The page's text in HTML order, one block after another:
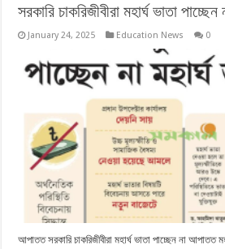
সরকারি চাকরিজীবীরা মহার্ঘ ভাতা পাচ্ছেন
January 24, 2025 Education News 0
আপাতত সরকারি চাকরিজীবীরা মহার্ঘ ভাতা পাচ্ছেন না আপাতত